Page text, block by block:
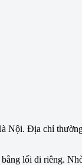
Nội. Địa chỉ
lối đi riêng.